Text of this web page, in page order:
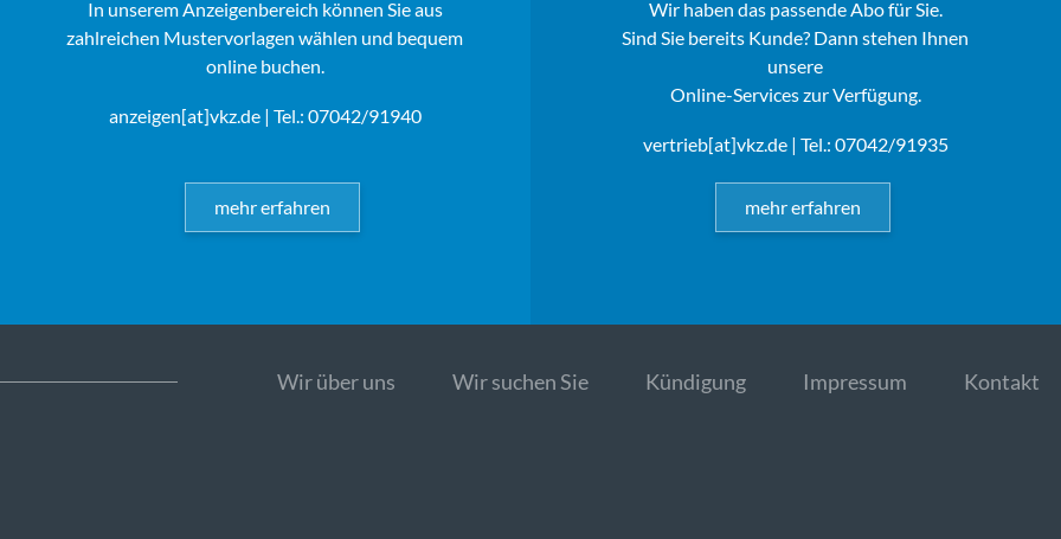
In unserem Anzeigenbereich können Sie aus
zahlreichen Mustervorlagen wählen und bequem
online buchen.
anzeigen[at]vkz.de| Tel.: 07042/91940
mehr erfahren
Wir haben das passende Abo für Sie.
Sind Sie bereits Kunde? Dann stehen Ihnen
unsere
Online-Services zur Verfügung.
vertrieb[at]vkz.de| Tel.: 07042/91935
mehr erfahren
Wir über uns Wir suchen Sie Kündigung Impressum Kontakt